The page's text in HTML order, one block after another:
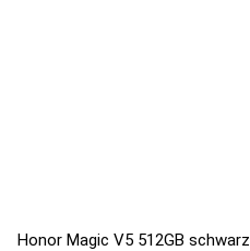
Honor Magic V5 512GB schwarz